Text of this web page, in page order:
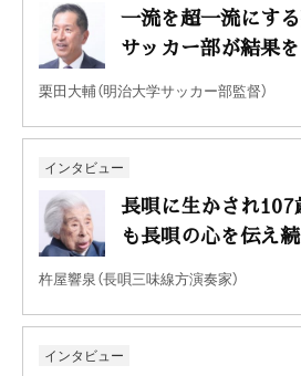
一流を超一流にす
サッカー部が結果
栗田大輔（明治大学サッカー部監督）
インタビュー
長唄に生かされ
も長唄の心を伝え
杵屋響泉（長唄三味線方演奏家）
インタビュー